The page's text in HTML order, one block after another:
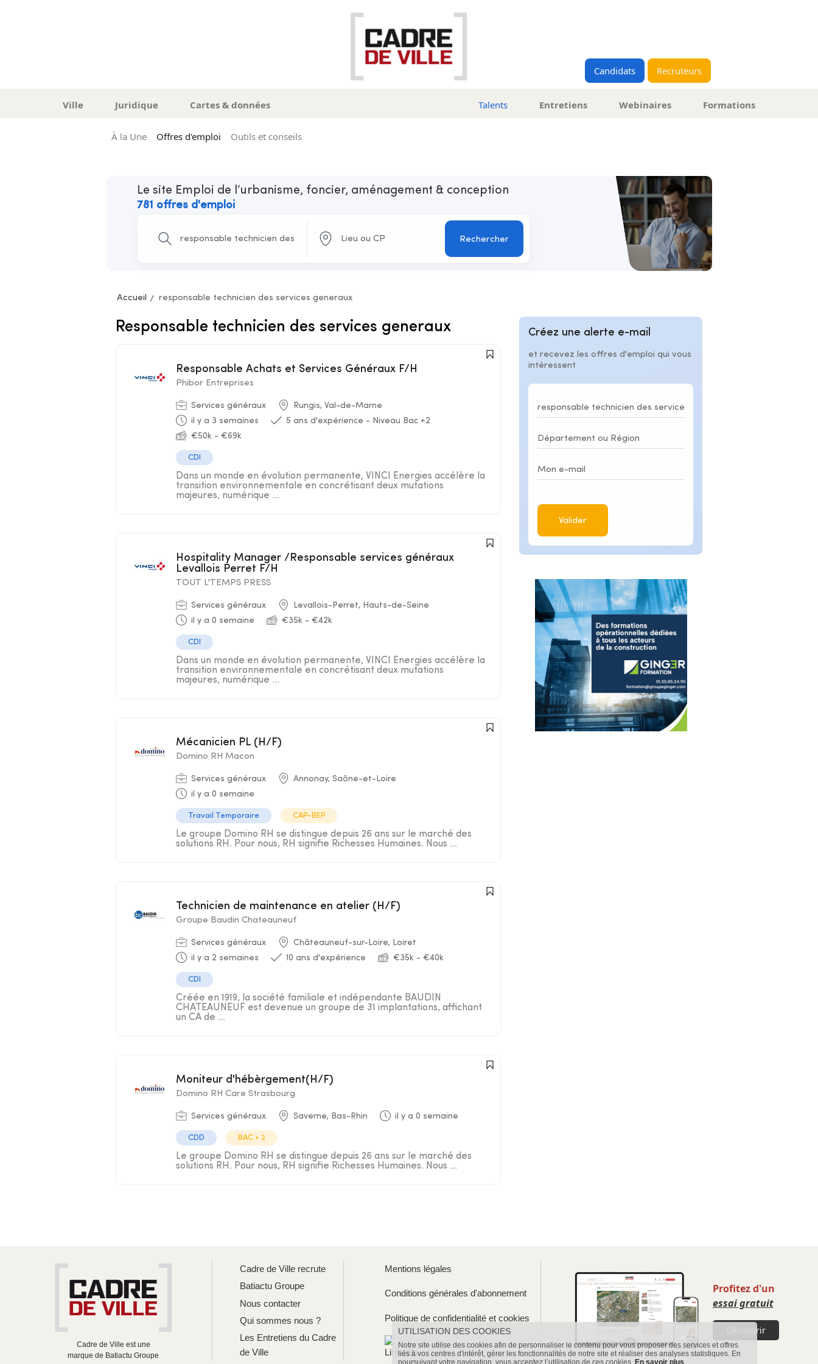
Candidats Recruteurs
Ville Juridique Cartes & données Talents Entretiens Webinaires Formations
À la Une Offres d'emploi Outils et conseils
Le site Emploi de l’urbanisme, foncier, aménagement & conception
781 offres d'emploi
Rechercher
Accueil responsable technicien des services generaux
Responsable technicien des services generaux
Responsable Achats et Services Généraux F/H
Phibor Entreprises
Services généraux
Rungis, Val-de-Marne
il y a 3 semaines
5 ans d'expérience - Niveau Bac +2
€50k - €69k
CDI
Dans un monde en évolution permanente, VINCI Energies accélère la
transition environnementale en concrétisant deux mutations
majeures, numérique ...
Hospitality Manager /Responsable services généraux
Levallois Perret F/H
TOUT L'TEMPS PRESS
Services généraux
Levallois-Perret, Hauts-de-Seine
il y a 0 semaine
€35k - €42k
CDI
Dans un monde en évolution permanente, VINCI Energies accélère la
transition environnementale en concrétisant deux mutations
majeures, numérique ...
Mécanicien PL (H/F)
Domino RH Macon
Services généraux
Annonay, Saône-et-Loire
il y a 0 semaine
Travail Temporaire CAP-BEP
Le groupe Domino RH se distingue depuis 26 ans sur le marché des
solutions RH. Pour nous, RH signifie Richesses Humaines. Nous ...
Technicien de maintenance en atelier (H/F)
Groupe Baudin Chateauneuf
Services généraux
Châteauneuf-sur-Loire, Loiret
il y a 2 semaines
10 ans d'expérience €35k - €40k
CDI
Créée en 1919, la société familiale et indépendante BAUDIN
CHATEAUNEUF est devenue un groupe de 31 implantations, affichant
un CA de ...
Moniteur d'hébèrgement(H/F)
Domino RH Care Strasbourg
Services généraux Saverne, Bas-Rhin il y a 0 semaine
CDD BAC + 2
Le groupe Domino RH se distingue depuis 26 ans sur le marché des
solutions RH. Pour nous, RH signifie Richesses Humaines. Nous ...
Créez une alerte e-mail
et recevez les offres d'emploi qui vous
intéressent
Valider
Cadre de Ville est une
marque de Batiactu Groupe
Cadre de Ville recrute
Batiactu Groupe
Nous contacter
Qui sommes nous ?
Les Entretiens du Cadre
de Ville
Mentions légales
Conditions générales d'abonnement
Politique de confidentialité et cookies
Profitez d'un
essai gratuit
Découvrir
UTILISATION DES COOKIES
Notre site utilise des cookies afin de personnaliser le contenu pour vous proposer des services et offres
liés à vos centres d'intérêt, gérer les fonctionnalités de notre site et réaliser des analyses statistiques. En
poursuivant votre navigation, vous acceptez l’utilisation de ces cookies. En savoir plus